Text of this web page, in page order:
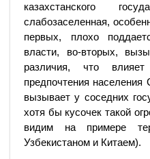
казахстанского
слабозаселенная,
первых, плохо
власти, во-вторых,
различия, что влияет
предпочтения
вызывает у соседних
хотя бы кусочек такой
видим на примере
Узбекистаном и Китаем).